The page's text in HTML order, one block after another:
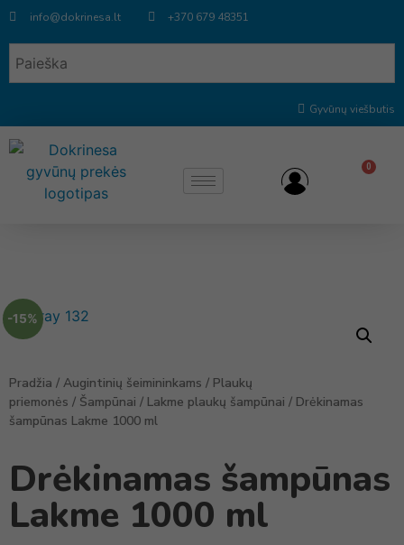
info@dokrinesa.lt +370 679 48351
Gyvūnų viešbutis
0
-15%
Pradžia / Augintinių šeimininkams / Plaukų
priemonės / Šampūnai / Lakme plaukų šampūnai / Drėkinamas
šampūnas Lakme 1000 ml
Drėkinamas šampūnas
Lakme 1000 ml